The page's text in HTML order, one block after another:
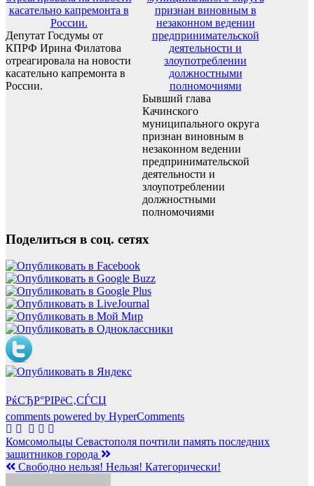
Депутат Госдумы от
КПРФ Ирина Филатова
отреагировала на новости
касательно капремонта в
России.
Бывший глава
Качинского
муниципального округа
признан виновным в
незаконном ведении
предпринимательской
деятельности и
злоупотреблении
должностными
полномочиями
Поделиться в соц. сетях
РќСЂР°РІРёС‚СЃСЏ
comments powered by HyperComments
Навигация
по
Комсомольцы Севастополя почтили память последних
защитников города
Свободно нельзя! Нельзя! Категорически!